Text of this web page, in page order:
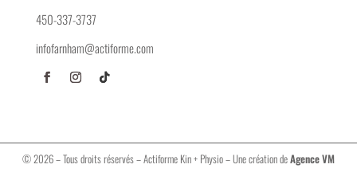
450-337-3737
infofarnham@actiforme.com
© 2026 – Tous droits réservés – Actiforme Kin + Physio – Une création deAgence VM